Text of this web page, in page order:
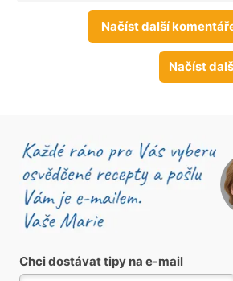
Načíst další
Načíst
Chci dostávat tipy na e-mail